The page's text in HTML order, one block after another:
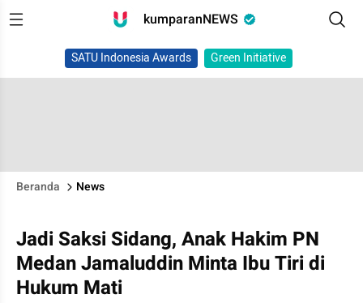
kumparanNEWS
SATU Indonesia Awards Green Initiative
Beranda News
Jadi Saksi Sidang, Anak Hakim PN
Medan Jamaluddin Minta Ibu Tiri di
Hukum Mati